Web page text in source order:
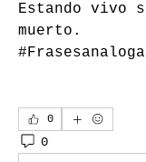
Estando vivo
muerto.
0
0